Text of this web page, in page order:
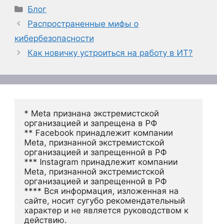
Рубрики
Блог
Распространенные мифы о
кибербезопасности
Как новичку устроиться на работу в ИТ?
* Meta признана экстремистской
организацией и запрещена в РФ
** Facebook принадлежит компании
Meta, признанной экстремистской
организацией и запрещенной в РФ
*** Instagram принадлежит компании
Meta, признанной экстремистской
организацией и запрещенной в РФ
**** Вся информация, изложенная на
сайте, носит сугубо рекомендательный
характер и не является руководством к
действию.